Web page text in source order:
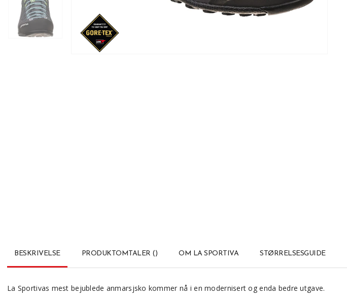
BESKRIVELSE PRODUKTOMTALER () OM LA SPORTIVA STØRRELSESGUIDE
La Sportivas mest bejublede anmarsjsko kommer nå i en modernisert og enda bedre utgave.